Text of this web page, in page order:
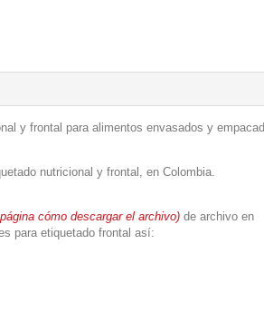
y frontal para alimentos envasados y
nutricional y frontal, en Colombia.
cómo descargar el archivo) de archivo en
para etiquetado frontal así: